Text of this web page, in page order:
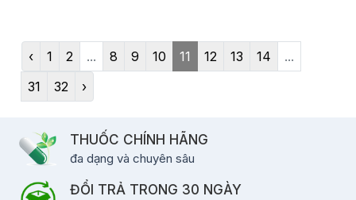
‹ 1 2 ... 8 9 10 11 12 13 14
...
31
32 ›
THUỐC CHÍNH HÃNG
đa dạng và chuyên sâu
ĐỔI TRẢ TRONG 30 NGÀY